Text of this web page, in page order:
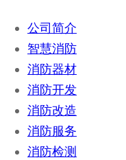
公司简介
智慧消防
消防器材
消防开发
消防改造
消防服务
消防检测